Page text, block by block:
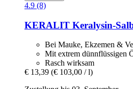
4.9 (8)
KERALIT Keralysin-​
Bei Mauke, Ekzemen &
Mit extrem dünnflüssigen
Rasch wirksam
€ 13,39 (€ 103,00 / l)